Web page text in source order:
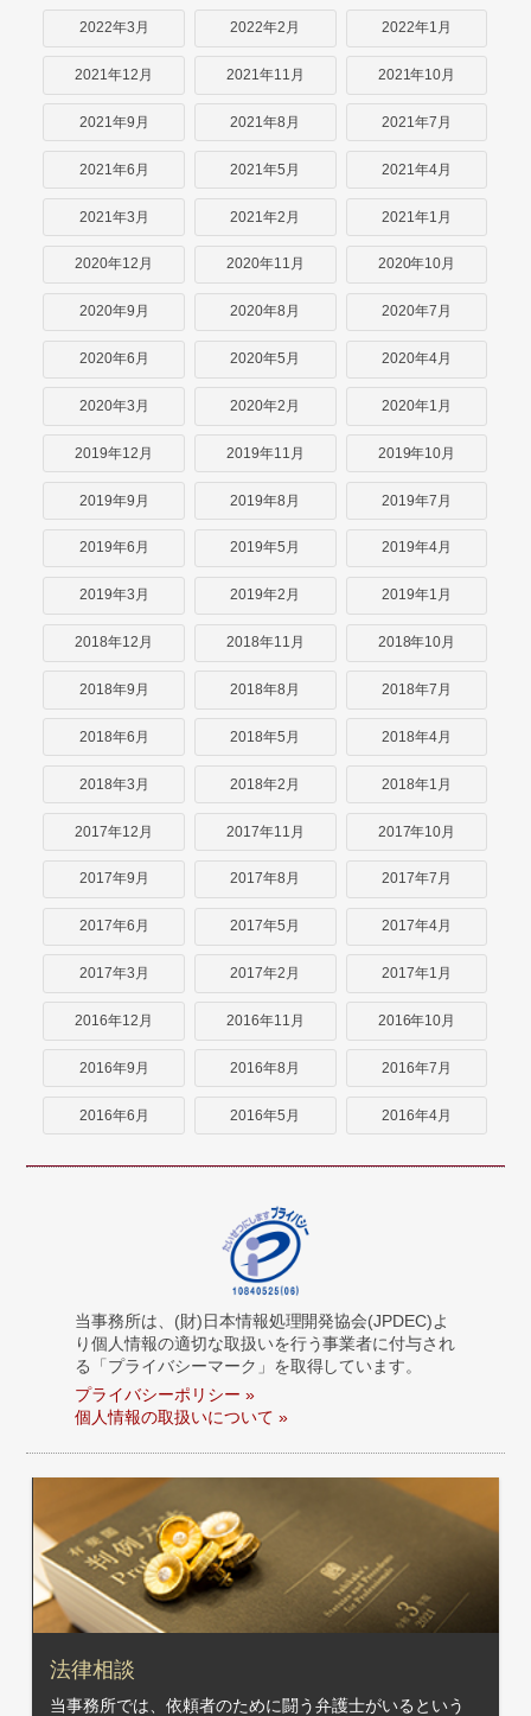
2022年3月 2022年2月 2022年1月
2021年12月 2021年11月 2021年10月
2021年9月 2021年8月 2021年7月
2021年6月 2021年5月 2021年4月
2021年3月 2021年2月 2021年1月
2020年12月 2020年11月 2020年10月
2020年9月 2020年8月 2020年7月
2020年6月 2020年5月 2020年4月
2020年3月 2020年2月 2020年1月
2019年12月 2019年11月 2019年10月
2019年9月 2019年8月 2019年7月
2019年6月 2019年5月 2019年4月
2019年3月 2019年2月 2019年1月
2018年12月 2018年11月 2018年10月
2018年9月 2018年8月 2018年7月
2018年6月 2018年5月 2018年4月
2018年3月 2018年2月 2018年1月
2017年12月 2017年11月 2017年10月
2017年9月 2017年8月 2017年7月
2017年6月 2017年5月 2017年4月
2017年3月 2017年2月 2017年1月
2016年12月 2016年11月 2016年10月
2016年9月 2016年8月 2016年7月
2016年6月 2016年5月 2016年4月
当事務所は、(財)日本情報処理開発協会(JPDEC)よ
り個人情報の適切な取扱いを行う事業者に付与され
る「プライバシーマーク」を取得しています。
プライバシーポリシー »
個人情報の取扱いについて »
法律相談
当事務所では、依頼者のために闘う弁護士がいるという